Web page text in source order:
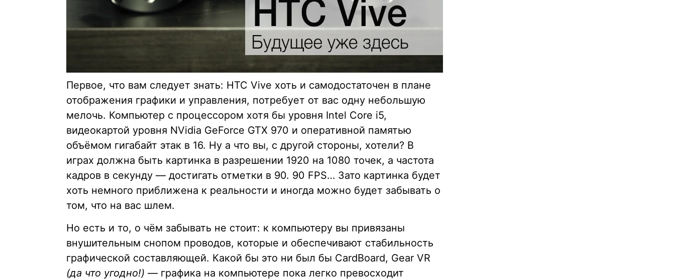
Первое, что вам следует знать: HTC Vive хоть и самодостаточен в плане
отображения графики и управления, потребует от вас одну небольшую
мелочь. Компьютер с процессором хотя бы уровня Intel Core i5,
видеокартой уровня NVidia GeForce GTX 970 и оперативной памятью
объёмом гигабайт этак в 16. Ну а что вы, с другой стороны, хотели? В
играх должна быть картинка в разрешении 1920 на 1080 точек, а частота
кадров в секунду — достигать отметки в 90. 90 FPS… Зато картинка будет
хоть немного приближена к реальности и иногда можно будет забывать о
том, что на вас шлем.
Но есть и то, о чём забывать не стоит: к компьютеру вы привязаны
внушительным снопом проводов, которые и обеспечивают стабильность
графической составляющей. Какой бы это ни был бы CardBoard, Gear VR
(да что угодно!) — графика на компьютере пока легко превосходит